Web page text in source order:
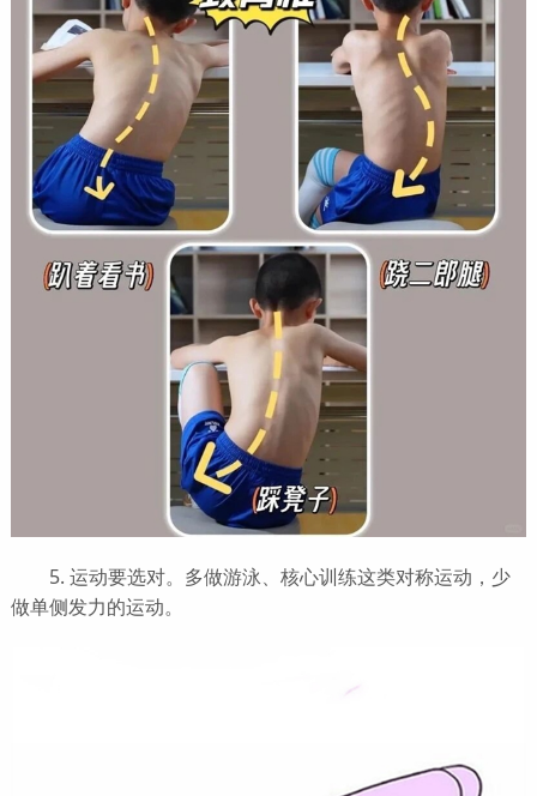
5. 运动要选对。多做游泳、核心训练这类对称运动，少
做单侧发力的运动。